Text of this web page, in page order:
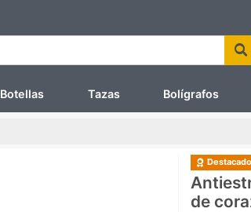
Botellas Tazas Bolígrafos
Destacado
de